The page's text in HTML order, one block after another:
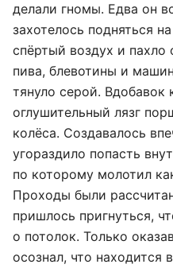
делали гномы. Едва он
захотелось подняться
спёртый воздух и пахло
пива, блевотины и
тянуло серой. Вдобавок
оглушительный лязг
колёса. Создавалось
угораздило попасть
по которому молотил
Проходы были
пришлось пригнуться,
о потолок. Только
осознал, что находится